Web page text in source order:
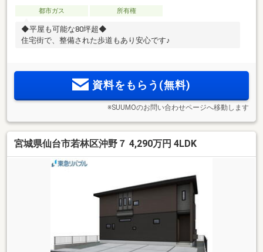
都市ガス 所有権
◆平屋も可能な80坪超◆
住宅街で、整備された歩道もあり安心です♪
資料をもらう(無料)
※SUUMOのお問い合わせページへ移動します
宮城県仙台市若林区沖野７ 4,290万円 4LDK